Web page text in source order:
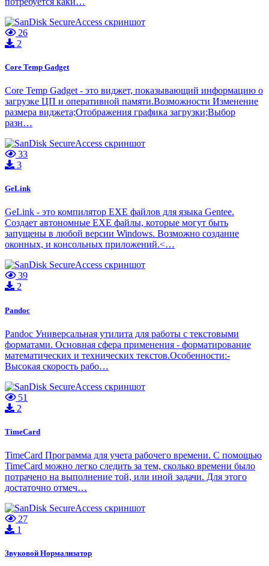
26
2
Core Temp Gadget
Core Temp Gadget - это виджет, показывающий информацию о
загрузке ЦП и оперативной памяти.Возможности Изменение
размера виджета;Отображения графика загрузки;Выбор
разн…
33
3
GeLink
GeLink - это компилятор EXE файлов для языка Gentee.
Создает автономные EXE файлы, которые могут быть
запущены в любой версии Windows. Возможно создание
оконных, и консольных приложений.<…
39
2
Pandoc
Pandoc Универсальная утилита для работы с текстовыми
форматами. Основная сфера применения - форматирование
математических и технических текстов.Особенности:-
Высокая скорость рабо…
51
2
TimeCard
TimeCard Программа для учета рабочего времени. С помощью
TimeCard можно легко следить за тем, сколько времени было
потрачено на выполнение той, или иной задачи. Для этого
достаточно отмеч…
27
1
Звуковой Нормализатор